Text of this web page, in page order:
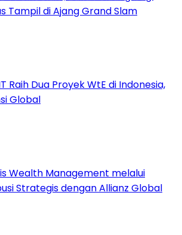
Tampil di Ajang Grand Slam
Raih Dua Proyek WtE di Indonesia,
Global
Wealth Management melalui
Strategis dengan Allianz Global